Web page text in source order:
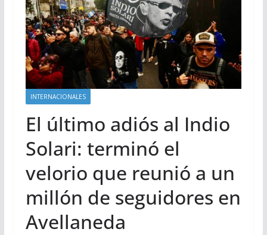
INTERNACIONALES
El último adiós al Indio
Solari: terminó el
velorio que reunió a un
millón de seguidores en
Avellaneda